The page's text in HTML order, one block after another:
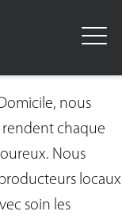
nous
chaque
Nous
locaux
soin les